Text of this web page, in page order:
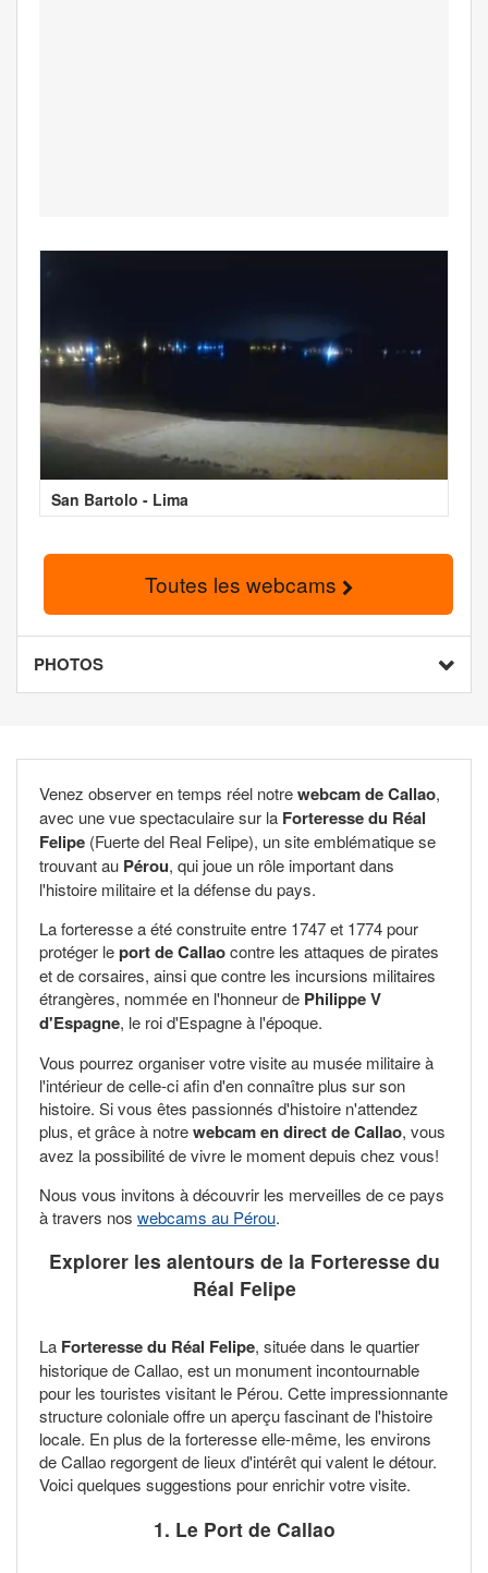
San Bartolo - Lima
Toutes les webcams
PHOTOS
Venez observer en temps réel notrewebcam de Callao,
avec une vue spectaculaire sur la Forteresse du Réal
Felipe (Fuerte del Real Felipe), un site emblématique se
trouvant au Pérou, qui joue un rôle important dans
l'histoire militaire et la défense du pays.
La forteresse a été construite entre 1747 et 1774 pour
protéger leport de Callaocontre les attaques de pirates
et de corsaires, ainsi que contre les incursions militaires
étrangères, nommée en l'honneur de Philippe V
d'Espagne, le roi d'Espagne à l'époque.
Vous pourrez organiser votre visite au musée militaire à
l'intérieur de celle-ci afin d'en connaître plus sur son
histoire. Si vous êtes passionnés d'histoire n'attendez
plus, et grâce à notrewebcam en direct de Callao, vous
avez la possibilité de vivre le moment depuis chez vous!
Nous vous invitons à découvrir les merveilles de ce pays
à travers nos webcams au Pérou.
Explorer les alentours de la Forteresse du
Réal Felipe
La Forteresse du Réal Felipe, située dans le quartier
historique de Callao, est un monument incontournable
pour les touristes visitant le Pérou. Cette impressionnante
structure coloniale offre un aperçu fascinant de l'histoire
locale. En plus de la forteresse elle-même, les environs
de Callao regorgent de lieux d'intérêt qui valent le détour.
Voici quelques suggestions pour enrichir votre visite.
1. Le Port de Callao